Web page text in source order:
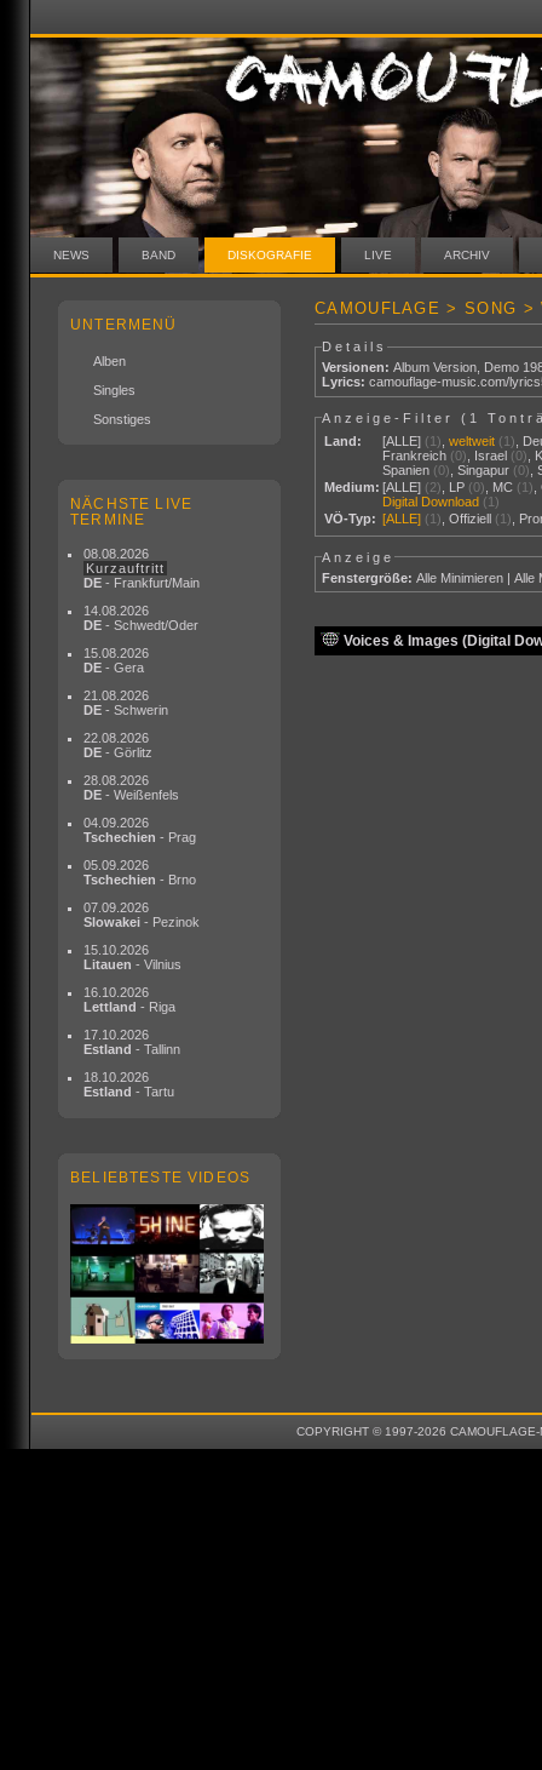
NEWS BAND DISKOGRAFIE LIVE ARCHIV
UNTERMENÜ
Alben
Singles
Sonstiges
NÄCHSTE LIVE
TERMINE
08.08.2026
Kurzauftritt
DE - Frankfurt/Main
14.08.2026
DE - Schwedt/Oder
15.08.2026
DE - Gera
21.08.2026
DE - Schwerin
22.08.2026
DE - Görlitz
28.08.2026
DE - Weißenfels
04.09.2026
Tschechien - Prag
05.09.2026
Tschechien - Brno
07.09.2026
Slowakei - Pezinok
15.10.2026
Litauen - Vilnius
16.10.2026
Lettland - Riga
17.10.2026
Estland - Tallinn
18.10.2026
Estland - Tartu
BELIEBTESTE VIDEOS
CAMOUFLAGE > SONG >
Details
Versionen: Album Version, Demo
Lyrics: camouflage-music.com/
Anzeige-Filter ( 1
Land:
[ALLE] (1) ,weltweit (1)
Frankreich (0) Israel (0)
Spanien (0) ,Singapur (0) ,
Medium: [ALLE] (2) LP (0) MC (1) ,
Digital Download (1)
VÖ-Typ: [ALLE] (1) ,Offiziell (1)
Anzeige
Fenstergröße: Alle Minimieren |Alle
Voices & Images (Digital
COPYRIGHT © 1997-2026 CAMOUFLAGE-